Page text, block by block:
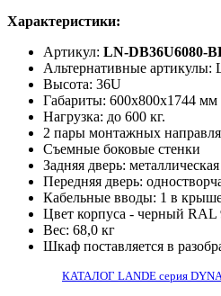
Характеристики:
Артикул: LN-DB36U6080-
Альтернативные
Высота: 36U
Габариты: 600х800x1744 мм
Нагрузка: до 600 кг.
2 пары монтажных
Съемные боковые стенки
Задняя дверь:
Передняя дверь:
Кабельные вводы: 1 в
Цвет корпуса - черный RAL
Вес: 68,0 кг
Шкаф поставляется в
КАТАЛОГ LANDE серия